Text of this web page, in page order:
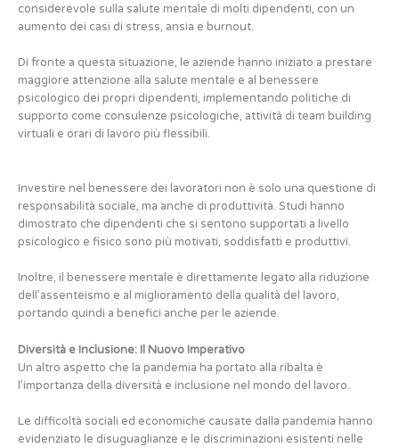
considerevole sulla salute mentale di molti dipendenti, con un
aumento dei casi di stress, ansia e burnout.
Di fronte a questa situazione, le aziende hanno iniziato a prestare
maggiore attenzione alla salute mentale e al benessere
psicologico dei propri dipendenti, implementando politiche di
supporto come consulenze psicologiche, attività di team building
virtuali e orari di lavoro più flessibili.
Investire nel benessere dei lavoratori non è solo una questione di
responsabilità sociale, ma anche di produttività. Studi hanno
dimostrato che dipendenti che si sentono supportati a livello
psicologico e fisico sono più motivati, soddisfatti e produttivi.
Inoltre, il benessere mentale è direttamente legato alla riduzione
dell’assenteismo e al miglioramento della qualità del lavoro,
portando quindi a benefici anche per le aziende.
Diversità e Inclusione: Il Nuovo Imperativo
Un altro aspetto che la pandemia ha portato alla ribalta è
l’importanza della diversità e inclusione nel mondo del lavoro.
Le difficoltà sociali ed economiche causate dalla pandemia hanno
evidenziato le disuguaglianze e le discriminazioni esistenti nelle